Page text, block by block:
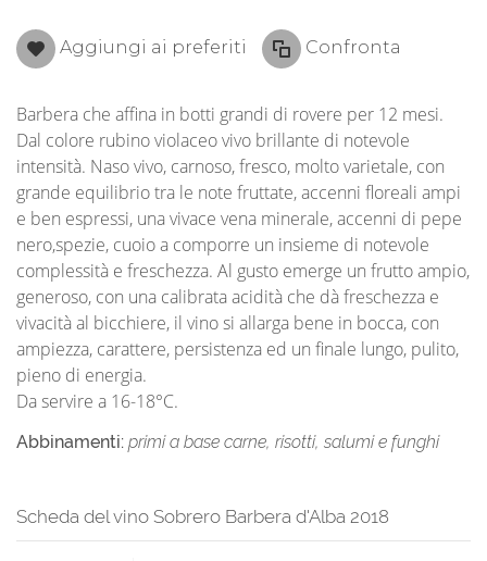
Aggiungi ai preferiti Confronta
Barbera che affina in botti grandi di rovere per 12 mesi.
Dal colore rubino violaceo vivo brillante di notevole
intensità. Naso vivo, carnoso, fresco, molto varietale, con
grande equilibrio tra le note fruttate, accenni floreali ampi
e ben espressi, una vivace vena minerale, accenni di pepe
nero,spezie, cuoio a comporre un insieme di notevole
complessità e freschezza. Al gusto emerge un frutto ampio,
generoso, con una calibrata acidità che dà freschezza e
vivacità al bicchiere, il vino si allarga bene in bocca, con
ampiezza, carattere, persistenza ed un finale lungo, pulito,
pieno di energia.
Da servire a 16-18°C.
Abbinamenti: primi a base carne, risotti, salumi e funghi
Scheda del vino Sobrero Barbera d'Alba 2018